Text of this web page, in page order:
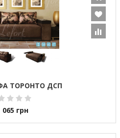
ТОРОНТО ДСП
065 грн